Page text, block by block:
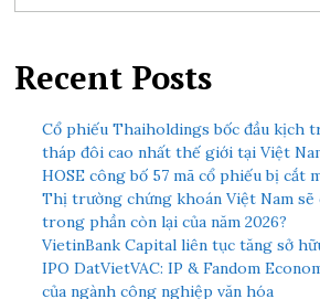
Recent Posts
Cổ phiếu Thaiholdings bốc đầu kịch
tháp đôi cao nhất thế giới tại Việt
HOSE công bố 57 mã cổ phiếu bị cắt
Thị trường chứng khoán Việt Nam sẽ
trong phần còn lại của năm 2026?
VietinBank Capital liên tục tăng sở
IPO DatVietVAC: IP & Fandom
của ngành công nghiệp văn hóa